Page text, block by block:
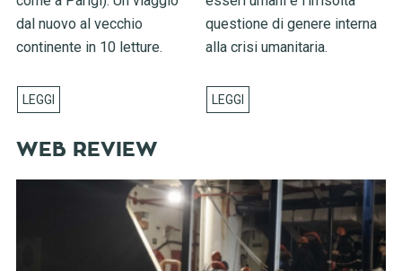
dal nuovo al vecchio
continente in 10 letture.
questione di genere interna
alla crisi umanitaria.
WEB REVIEW